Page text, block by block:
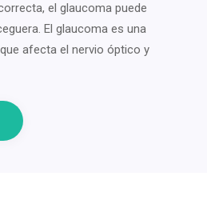
el glaucoma puede
El glaucoma es una
afecta el nervio óptico y